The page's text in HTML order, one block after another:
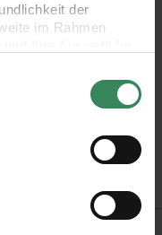
der
im Rahmen
jederzeit über den
der Seite
Empfängern der